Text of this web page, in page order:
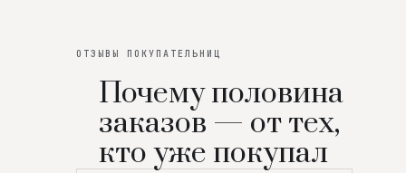
ОТЗЫВЫ ПОКУПАТЕЛЬНИЦ
Почему половина
заказов — от тех,
кто уже покупал